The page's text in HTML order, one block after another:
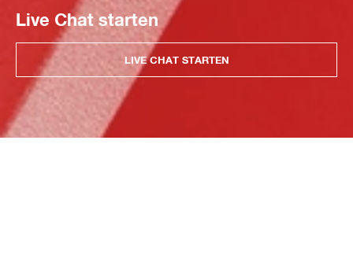
Live Chat starten
LIVE CHAT STARTEN